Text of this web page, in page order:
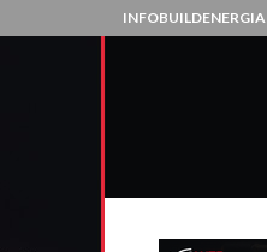
INFOBUILDENERGIA